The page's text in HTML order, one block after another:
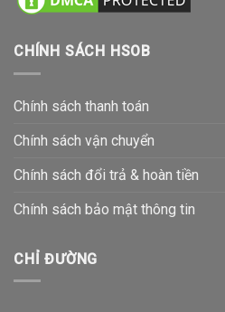
CHÍNH SÁCH HSOB
Chính sách thanh toán
Chính sách vận chuyển
Chính sách đổi trả & hoàn tiền
Chính sách bảo mật thông tin
CHỈ ĐƯỜNG